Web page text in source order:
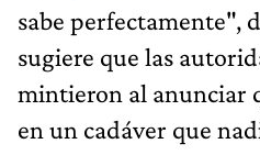
sabe perfectamente",
sugiere que las
mintieron al anunciar
en un cadáver que